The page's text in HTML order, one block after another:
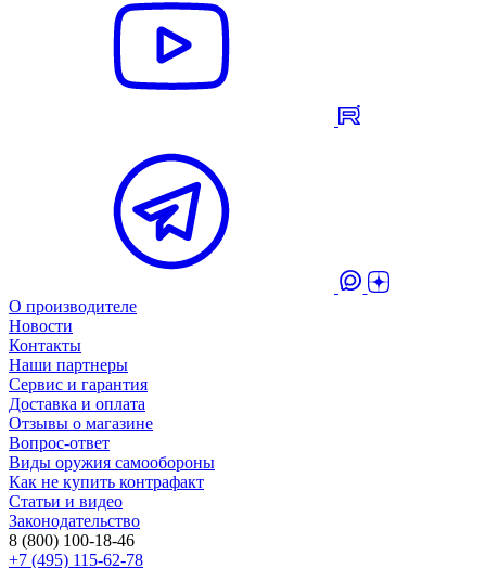
О производителе
Новости
Контакты
Наши партнеры
Сервис и гарантия
Доставка и оплата
Отзывы о магазине
Вопрос-ответ
Виды оружия самообороны
Как не купить контрафакт
Статьи и видео
Законодательство
8 (800) 100-18-46
+7 (495) 115-62-78